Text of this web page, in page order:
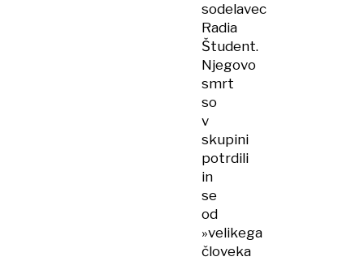
sodelavec
Radia
Študent.
Njegovo
smrt
so
v
skupini
potrdili
in
se
od
»velikega
človeka